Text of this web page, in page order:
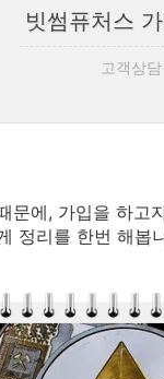
빗썸퓨처스
고객상담
문에, 가입을 하고
정리를 한번 해봅